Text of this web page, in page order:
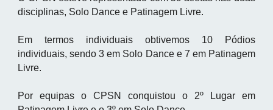
disciplinas, Solo Dance e Patinagem Livre.
Em termos individuais obtivemos 10 Pódios
individuais, sendo 3 em Solo Dance e 7 em Patinagem
Livre.
Por equipas o CPSN conquistou o 2º Lugar em